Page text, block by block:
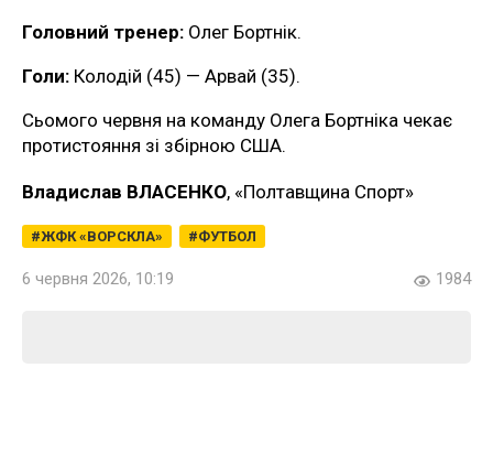
Головний тренер: Олег Бортнік.
Голи: Колодій (45) — Арвай (35).
Сьомого червня на команду Олега Бортніка чекає
протистояння зі збірною США.
Владислав ВЛАСЕНКО, «Полтавщина Спорт»
ЖФК «ВОРСКЛА» ФУТБОЛ
6 червня 2026, 10:19 1984